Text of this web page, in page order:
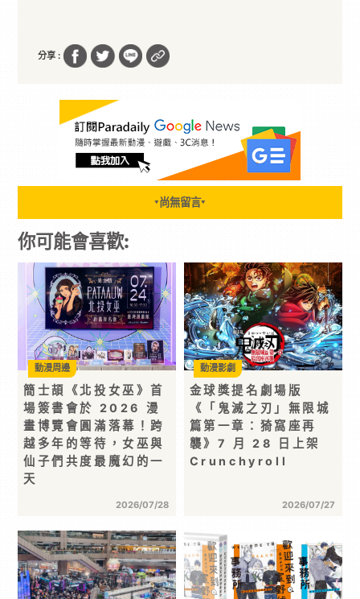
分享 :
▼ 尚無留言▼
你可能會喜歡:
簡士頡《北投女巫》首
場簽書會於 2026 漫
畫博覽會圓滿落幕！跨
越多年的等待，女巫與
仙子們共度最魔幻的一
天
2026/07/28
動漫周邊
金球獎提名劇場版
《「鬼滅之刃」無限城
篇第一章：猗窩座再
襲》7 月 28 日上架
Crunchyroll
2026/07/27
動漫影劇